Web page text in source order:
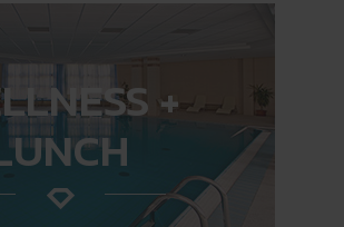
+